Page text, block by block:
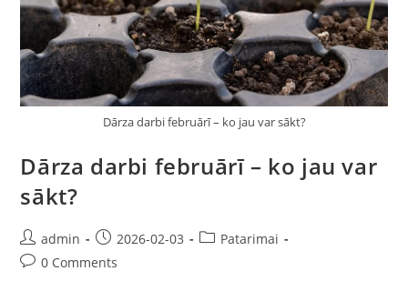
Dārza darbi februārī – ko jau var sākt?
Dārza darbi februārī – ko jau var
sākt?
admin 2026-02-03
Patarimai
0 Comments